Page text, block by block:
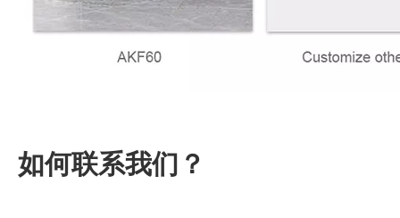
如何联系我们？